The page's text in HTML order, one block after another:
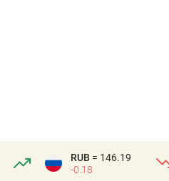
RUB = 146.19
-0.18